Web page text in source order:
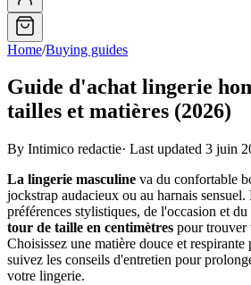
Home/Buying guides
Guide d'achat lingerie
tailles et matières (2026)
By Intimico redactie· Last updated 3 juin
La lingerie masculine va du confortable
jockstrap audacieux ou au harnais
préférences stylistiques, de l'occasion et
tour de taille en centimètres pour
Choisissez une matière douce et
suivez les conseils d'entretien pour
votre lingerie.